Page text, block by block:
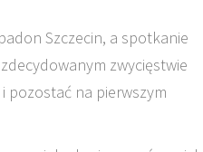
Szczecin, a spotkanie
zwycięstwie
pozostać na pierwszym